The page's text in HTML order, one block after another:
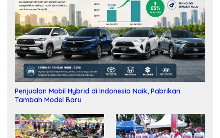
Penjualan Mobil Hybrid di Indonesia Naik, Pabrikan
Tambah Model Baru